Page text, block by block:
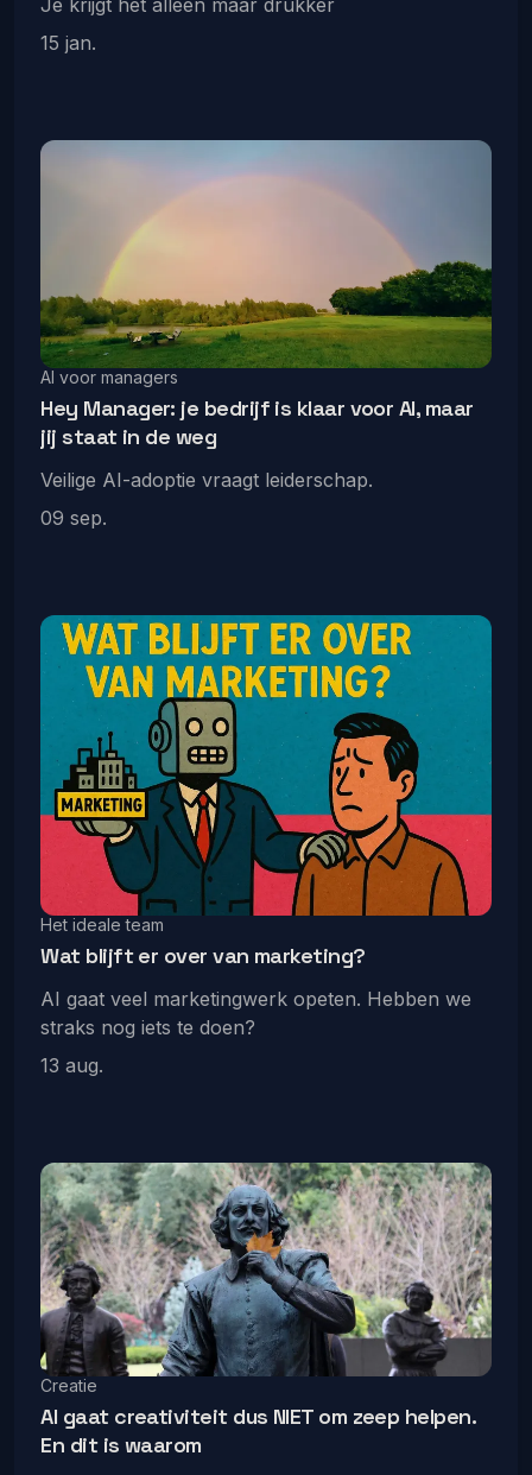
15 jan.
AI voor managers
Hey Manager: je bedrijf is klaar voor AI, maar
jij staat in de weg
Veilige AI-adoptie vraagt leiderschap.
09 sep.
Het ideale team
Wat blijft er over van marketing?
AI gaat veel marketingwerk opeten. Hebben we
straks nog iets te doen?
13 aug.
Creatie
AI gaat creativiteit dus NIET om zeep helpen.
En dit is waarom